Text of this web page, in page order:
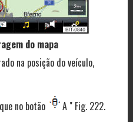
do mapa
na posição do veículo,
no botão
A " Fig. 222.